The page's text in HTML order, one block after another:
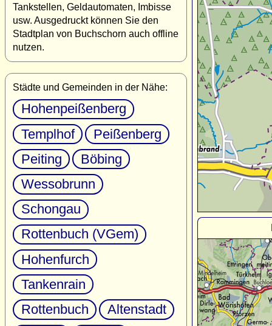
Tankstellen, Geldautomaten, Imbisse
usw. Ausgedruckt können Sie den
Stadtplan von Buchschorn auch offline
nutzen.
Städte und Gemeinden in der Nähe:
Hohenpeißenberg
Templhof
Peißenberg
Peiting
Böbing
Wessobrunn
Schongau
Rottenbuch (VGem)
Hohenfurch
Tankenrain
Rottenbuch
Altenstadt